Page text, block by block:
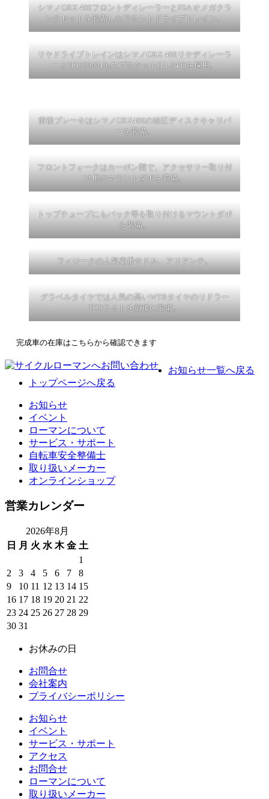
シマノGRX 400フロントディレーラーとFSA オメガクラ
ンクセットを装備したフロントドライブトレイン。
リヤドライブトレインはシマノGRX 400リヤディレーラ
ーとHG500の10sスプロケット(11-34T)を採用。
前後ブレーキはシマノGRX400の油圧ディスクキャリパ
ーを装備。
フロントフォークはカーボン製で、アクセサリー取り付
け用のマウントダボを装備。
トップチューブにもバック等を取り付けるマウントダボ
を装備。
フィジークの人気定番サドル、アリアンテ。
グラベルタイヤでは人気の高いWTBタイヤのリドラー
TCSライトを前後に装備。
完成車の在庫はこちらから確認できます
お知らせ一覧へ戻る
トップページへ戻る
お知らせ
イベント
ローマンについて
サービス・サポート
自転車安全整備士
取り扱いメーカー
オンラインショップ
営業カレンダー
2026年8月
日
月 火 水 木 金 土
1
2
3 4 5 6 7
8
9
10 11 12 13 14 15
16 17 18 19 20 21 22
23 24 25 26 27 28 29
30 31
お休みの日
お問合せ
会社案内
プライバシーポリシー
お知らせ
イベント
サービス・サポート
アクセス
お問合せ
ローマンについて
取り扱いメーカー